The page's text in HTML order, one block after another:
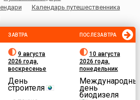
Календарь путешественника
ЗАВТРА
9 августа
2026 года,
воскресенье
День
строителя
ПОСЛЕЗАВТРА
10 августа
2026 года,
понедельник
день
биодизеля